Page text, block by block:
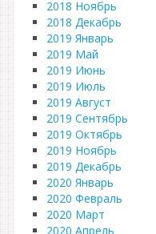
2018 Ноябрь
2018 Декабрь
2019 Январь
2019 Май
2019 Июнь
2019 Июль
2019 Август
2019 Сентябрь
2019 Октябрь
2019 Ноябрь
2019 Декабрь
2020 Январь
2020 Февраль
2020 Март
2020 Апрель